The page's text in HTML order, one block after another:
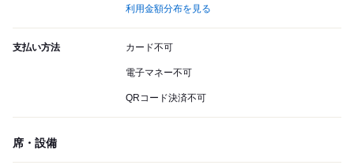
利用金額分布を見る
支払い方法 カード不可
電子マネー不可
QRコード決済不可
席・設備